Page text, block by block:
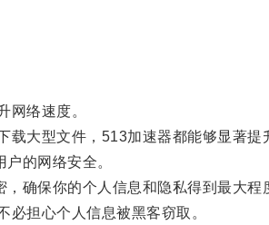
络速度。
大型文件，513加速器都能够显著提
的网络安全。
保你的个人信息和隐私得到最大程
担心个人信息被黑客窃取。